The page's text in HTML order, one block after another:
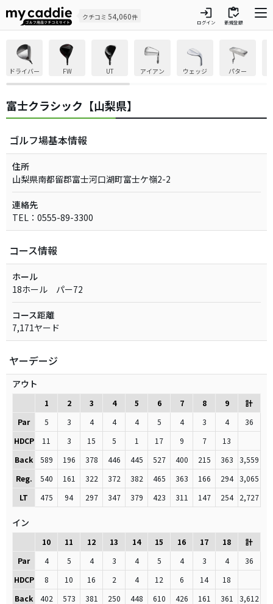
クチコミ 54,060件 login
ログイン
inventory
新規登録
ドライバー FW UT アイアン ウェッジ パター
富士クラシック【山梨県】
ゴルフ場基本情報
住所
山梨県南都留郡富士河口湖町富士ケ嶺2-2
連絡先
TEL：0555-89-3300
コース情報
ホール
18ホール パー72
コース距離
7,171ヤード
ヤーデージ
アウト
1 2 3 4 5 6 7 8 9
計
Par
5 3 4 4 4 5 4 3 4
36
HDCP
11 3 15 5 1 17 9 7
13
Back
589 196 378 446 445 527 400 215 363
3,559
Reg.
540 161 322 372 382 465 363 166 294
3,065
LT
475 94 297 347 379 423 311 147 254 2,727
イン
10 11 12 13 14 15 16 17 18
計
Par
4 5 4 3 4 5 4 3 4
36
HDCP
8 10 16 2 4 12 6 14
18
Back
402 573 381 250 448 610 426 161 361
3,612